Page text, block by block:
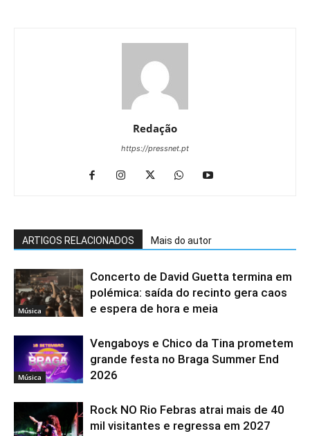
Redação
https://pressnet.pt
ARTIGOS RELACIONADOS Mais do autor
Música
Concerto de David Guetta termina em
polémica: saída do recinto gera caos
e espera de hora e meia
Música
Vengaboys e Chico da Tina prometem
grande festa no Braga Summer End
2026
Rock NO Rio Febras atrai mais de 40
mil visitantes e regressa em 2027